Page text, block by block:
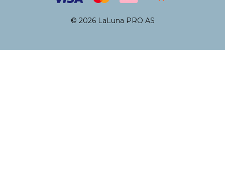
© 2026 LaLuna PRO AS